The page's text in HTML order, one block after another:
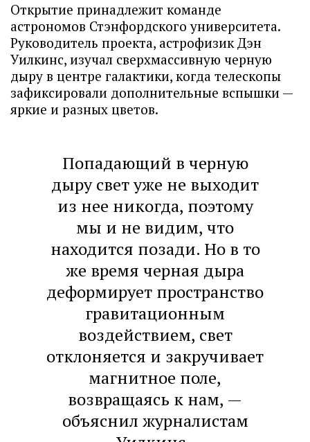
Открытие принадлежит команде
астрономов Стэнфордского университета.
Руководитель проекта, астрофизик Дэн
Уилкинс, изучал сверхмассивную черную
дыру в центре галактики, когда телескопы
зафиксировали дополнительные вспышки —
яркие и разных цветов.
Попадающий в черную
дыру свет уже не выходит
из нее никогда, поэтому
мы и не видим, что
находится позади. Но в то
же время черная дыра
деформирует пространство
гравитационным
воздействием, свет
отклоняется и закручивает
магнитное поле,
возвращаясь к нам, —
объяснил журналистам